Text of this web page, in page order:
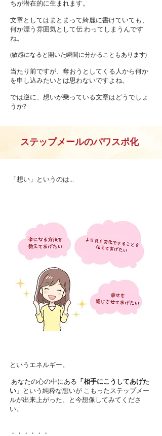
ちが潜在的に生まれます。
文章としてはまとまって綺麗に書けていても、
何か漂う雰囲気として伝 わってしまうんです
ね。
(敏感になると開いた瞬間に分かることもあります)
当たり前ですが、奪おうとしてくる人から何か
を申し込みたいとは思わないですよね。
では逆に、想いが乗っている文章はどうでしょ
うか?
ステップメールのパワスポ化
「想い」というのは...
というエネルギー。
あなたの心の中にある 「相手にこうしてあげた
い」 という純粋な想いが こもったステップメー
ルが出来上がった、と今想像してみてくださ
い。
・・・・・・